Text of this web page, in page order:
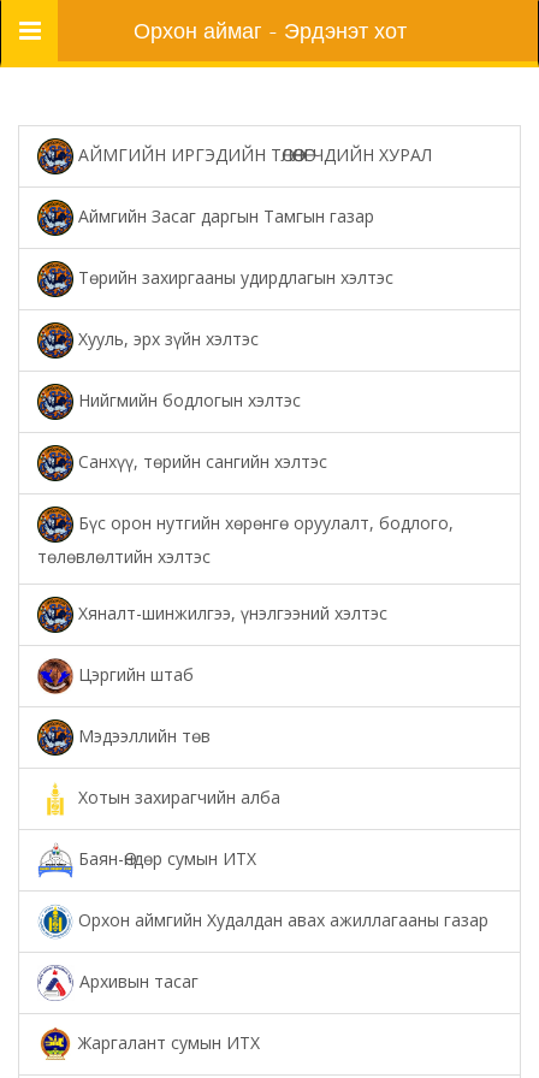
Цэс Орхон аймаг - Эрдэнэт хот
АЙМГИЙН ИРГЭДИЙН ТӨЛӨӨЛӨГЧДИЙН ХУРАЛ
Аймгийн Засаг даргын Тамгын газар
Төрийн захиргааны удирдлагын хэлтэс
Хууль, эрх зүйн хэлтэс
Нийгмийн бодлогын хэлтэс
Санхүү, төрийн сангийн хэлтэс
Бүс орон нутгийн хөрөнгө оруулалт, бодлого,
төлөвлөлтийн хэлтэс
Хяналт-шинжилгээ, үнэлгээний хэлтэс
Цэргийн штаб
Мэдээллийн төв
Хотын захирагчийн алба
Баян-Өндөр сумын ИТХ
Орхон аймгийн Худалдан авах ажиллагааны газар
Архивын тасаг
Жаргалант сумын ИТХ